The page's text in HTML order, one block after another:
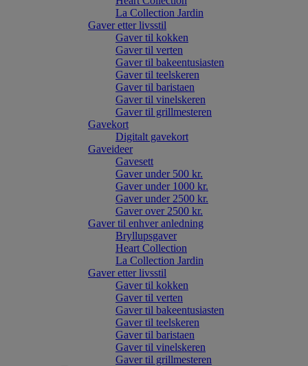
La Collection Jardin
Gaver etter livsstil
Gaver til kokken
Gaver til verten
Gaver til bakeentusiasten
Gaver til teelskeren
Gaver til baristaen
Gaver til vinelskeren
Gaver til grillmesteren
Gavekort
Digitalt gavekort
Gaveideer
Gavesett
Gaver under 500 kr.
Gaver under 1000 kr.
Gaver under 2500 kr.
Gaver over 2500 kr.
Gaver til enhver anledning
Bryllupsgaver
Heart Collection
La Collection Jardin
Gaver etter livsstil
Gaver til kokken
Gaver til verten
Gaver til bakeentusiasten
Gaver til teelskeren
Gaver til baristaen
Gaver til vinelskeren
Gaver til grillmesteren